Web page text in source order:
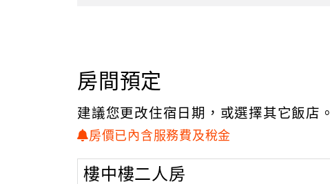
辦理入住：請於對面信義路53號辦理Check-in
房間預定
建議您更改住宿日期，或選擇其它飯店。
房價已內含服務費及稅金
樓中樓二人房